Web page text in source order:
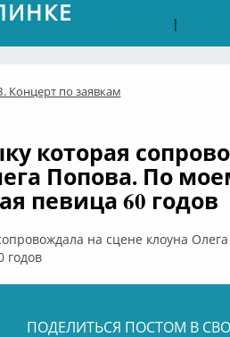
|
Концерт по заявкам
которая
Попова. По
певица 60 годов
на сцене клоуна
годов
ПОДЕЛИТЬСЯ ПОСТОМ В